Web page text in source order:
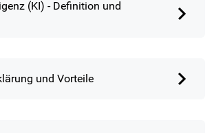
(KI) - Definition und
und Vorteile